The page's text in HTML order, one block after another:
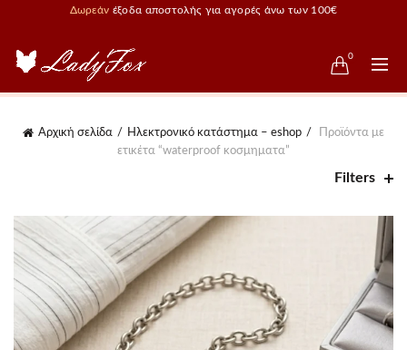
Δωρεάν έξοδα αποστολής για αγορές άνω των 100€
0
Αρχική σελίδα Ηλεκτρονικό κατάστημα – eshop
Προϊόντα με
ετικέτα “waterproof κοσμηματα”
Filters